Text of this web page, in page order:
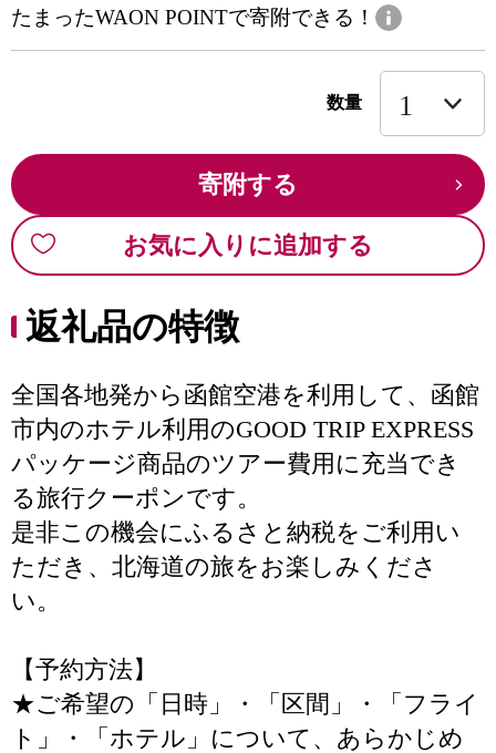
たまったWAON POINTで寄附できる！
数量
寄附する
お気に入りに追加する
返礼品の特徴
全国各地発から函館空港を利用して、函館
市内のホテル利用のGOOD TRIP EXPRESS
パッケージ商品のツアー費用に充当でき
る旅行クーポンです。
是非この機会にふるさと納税をご利用い
ただき、北海道の旅をお楽しみくださ
い。
【予約方法】
★ご希望の「日時」・「区間」・「フライ
ト」・「ホテル」について、あらかじめ